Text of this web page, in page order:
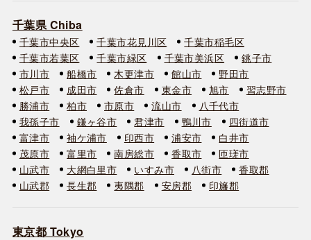
千葉県 Chiba
千葉市中央区 千葉市花見川区
千葉市稲毛区
千葉市若葉区
千葉市緑区 千葉市美浜区
銚子市
市川市
船橋市 木更津市 館山市
野田市
松戸市
成田市 佐倉市 東金市 旭市
習志野市
勝浦市
柏市 市原市 流山市
八千代市
我孫子市
鎌ヶ谷市 君津市 鴨川市
四街道市
富津市
袖ケ浦市 印西市 浦安市
白井市
茂原市
富里市 南房総市 香取市
匝瑳市
山武市
大網白里市 いすみ市 八街市
香取郡
山武郡
長生郡 夷隅郡 安房郡 印旛郡
東京都 Tokyo